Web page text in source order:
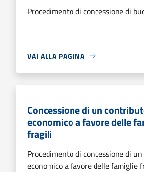
Procedimento di concessione di
VAI ALLA PAGINA
Concessione di un
economico a favore delle
fragili
Procedimento di concessione di
economico a favore delle famiglie